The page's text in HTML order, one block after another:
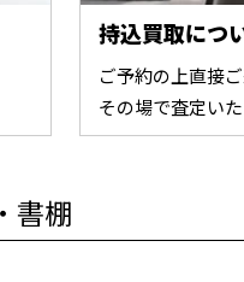
持込買取につ
ご予約の上直接ご
その場で査定いた
書棚